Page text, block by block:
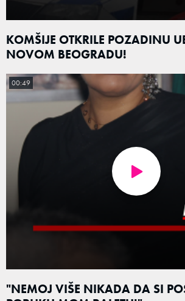
KOMŠIJE OTKRILE POZADINU
NOVOM BEOGRADU!
"NEMOJ VIŠE NIKADA DA SI
00:49